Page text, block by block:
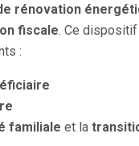
rénovation
fiscale. Ce dispositif
:
familiale et la